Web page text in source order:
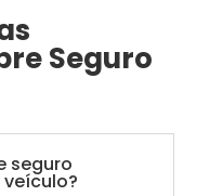
Seguro
seguro